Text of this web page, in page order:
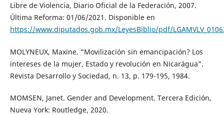
Libre de Violencia, Diario Oficial de la Federación, 2007.
Última Reforma: 01/06/2021. Disponible en
https://www.diputados.gob.mx/LeyesBiblio/pdf/
MOLYNEUX, Maxine. “Movilización sin emancipación? Los
intereses de la mujer, Estado y revolución en Nicarágua”.
Revista Desarrollo y Sociedad, n. 13, p. 179-195, 1984.
MOMSEN, Janet. Gender and Development. Tercera Edición,
Nueva York: Routledge, 2020.